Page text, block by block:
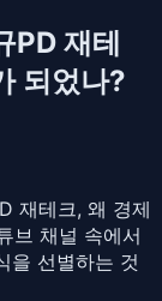
PD 재테
되었나?
재테크, 왜 경제
브 채널 속에서
을 선별하는 것